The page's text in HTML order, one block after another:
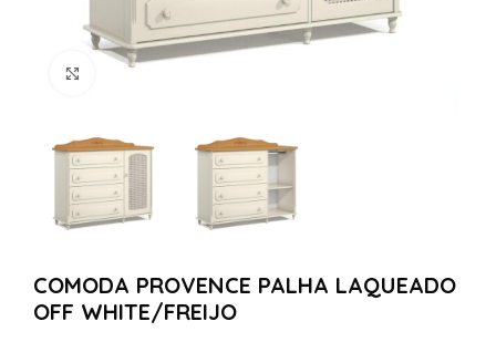
Clique para Ampliar
COMODA PROVENCE PALHA LAQUEADO
OFF WHITE/FREIJO